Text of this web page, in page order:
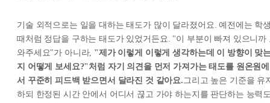
기술 외적으로는 일을 대하는 태도가 많이 달라졌어요. 예전에는 학
때처럼 정답을 구하는 태도가 있었거든요. "이 부분이 빠져 있으니까
와주세요"가 아니라, "제가 이렇게 이렇게 생각하는데 이 방향이 맞
지 어떻게 보세요?"처럼 자기 의견을 먼저 가져가는 태도를 원온원에
서 꾸준히 피드백 받으면서 달라진 것 같아요.그리고 높은 기준을 유
하되 한정된 시간 안에서 어디서 끊고 가야 하는지를 판단하는 능력